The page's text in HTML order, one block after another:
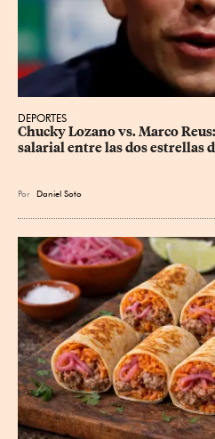
DEPORTES
Chucky Lozano vs. Marco
salarial entre las dos estrellas
Por Daniel Soto